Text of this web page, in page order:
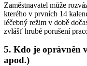
Zaměstnavatel může
kterého v prvních 14
léčebný režim v době
zvlášť hrubé porušení
5. Kdo je oprávněn
apod.)